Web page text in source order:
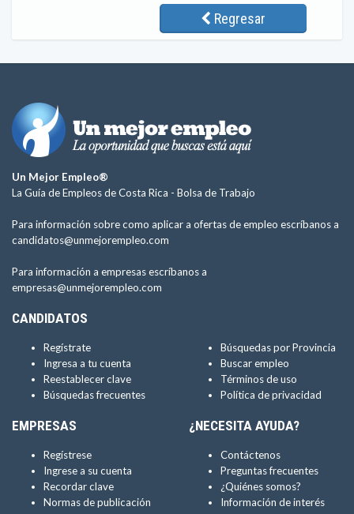
Regresar
Un Mejor Empleo®
La Guía de Empleos de Costa Rica - Bolsa de Trabajo
Para información sobre como aplicar a ofertas de empleo escríbanos a
candidatos@unmejorempleo.com
Para información a empresas escríbanos a
empresas@unmejorempleo.com
CANDIDATOS
Regístrate
Ingresa a tu cuenta
Reestablecer clave
Búsquedas frecuentes
Búsquedas por Provincia
Buscar empleo
Términos de uso
Política de privacidad
EMPRESAS
Regístrese
Ingrese a su cuenta
Recordar clave
Normas de publicación
¿NECESITA AYUDA?
Contáctenos
Preguntas frecuentes
¿Quiénes somos?
Información de interés